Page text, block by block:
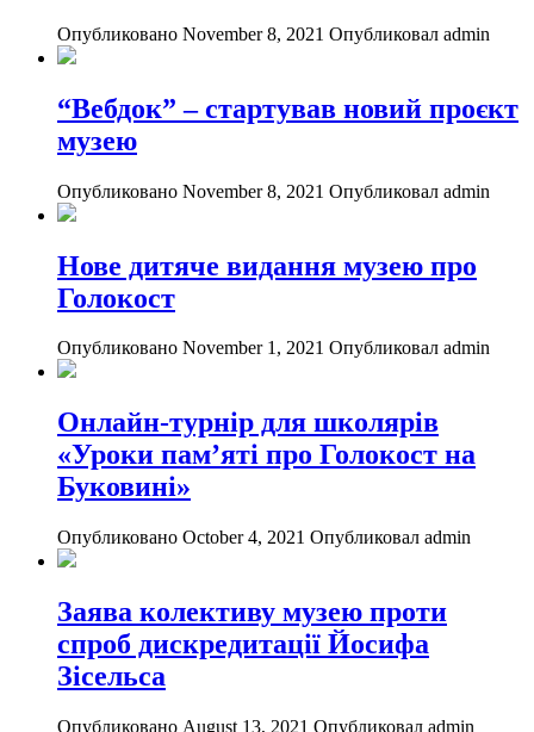
Опубликовано November 8, 2021 Опубликовал admin
“Вебдок” – стартував новий проєкт
музею
Опубликовано November 8, 2021 Опубликовал admin
Нове дитяче видання музею про
Голокост
Опубликовано November 1, 2021 Опубликовал admin
Онлайн-турнір для школярів
«Уроки пам’яті про Голокост на
Буковині»
Опубликовано October 4, 2021 Опубликовал admin
Заява колективу музею проти
спроб дискредитації Йосифа
Зісельса
Опубликовано August 13, 2021 Опубликовал admin